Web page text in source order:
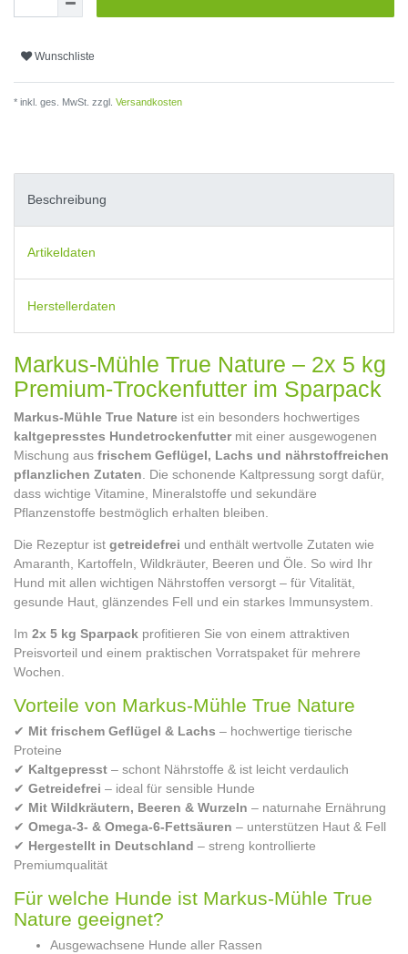
Wunschliste
* inkl. ges. MwSt. zzgl. Versandkosten
Beschreibung
Artikeldaten
Herstellerdaten
Markus-Mühle True Nature – 2x 5 kg
Premium-Trockenfutter im Sparpack
Markus-Mühle True Nature ist ein besonders hochwertiges
kaltgepresstes Hundetrockenfuttermit einer ausgewogenen
Mischung aus frischem Geflügel, Lachs und nährstoffreichen
pflanzlichen Zutaten . Die schonende Kaltpressung sorgt dafür,
dass wichtige Vitamine, Mineralstoffe und sekundäre
Pflanzenstoffe bestmöglich erhalten bleiben.
Die Rezeptur ist getreidefrei und enthält wertvolle Zutaten wie
Amaranth, Kartoffeln, Wildkräuter, Beeren und Öle. So wird Ihr
Hund mit allen wichtigen Nährstoffen versorgt – für Vitalität,
gesunde Haut, glänzendes Fell und ein starkes Immunsystem.
Im 2x 5 kg Sparpack profitieren Sie von einem attraktiven
Preisvorteil und einem praktischen Vorratspaket für mehrere
Wochen.
Vorteile von Markus-Mühle True Nature
✔ Mit frischem Geflügel & Lachs – hochwertige tierische
Proteine
✔ Kaltgepresst – schont Nährstoffe & ist leicht verdaulich
✔ Getreidefrei – ideal für sensible Hunde
✔ Mit Wildkräutern, Beeren & Wurzeln – naturnahe Ernährung
✔ Omega-3- & Omega-6-Fettsäuren – unterstützen Haut & Fell
✔ Hergestellt in Deutschland – streng kontrollierte
Premiumqualität
Für welche Hunde ist Markus-Mühle True
Nature geeignet?
Ausgewachsene Hunde aller Rassen